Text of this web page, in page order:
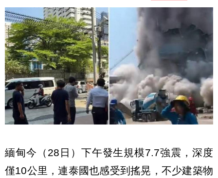
緬甸今（28日）下午發生規模7.7強震，深度
僅10公里，連泰國也感受到搖晃，不少建築物